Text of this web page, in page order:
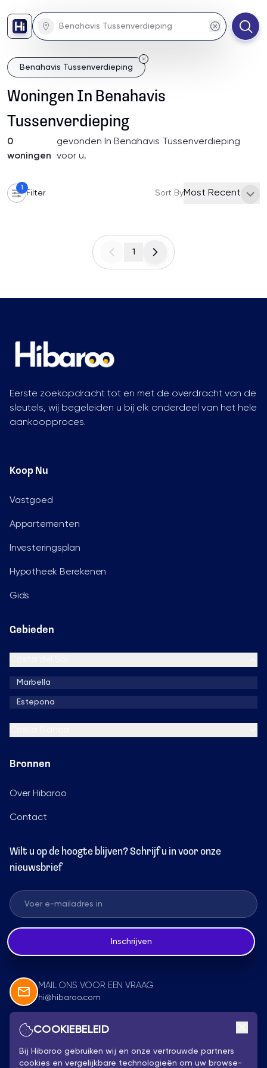
Benahavis Tussenverdieping
Woningen In Benahavis
Tussenverdieping
0
woningen
gevonden In Benahavis Tussenverdieping
voor u.
1
Filter Sort ByMost Recent
1
Eerste zoekopdracht tot en met de overdracht van de
sleutels, wij begeleiden u bij elk onderdeel van het hele
aankoopproces.
Koop Nu
Vastgoed
Appartementen
Investeringsplan
Hypotheek Berekenen
Gids
Gebieden
Marbella
Estepona
Bronnen
Over Hibaroo
Contact
Wilt u op de hoogte blijven? Schrijf u in voor onze
nieuwsbrief
Inschrijven
MAIL ONS VOOR EEN VRAAG
hi@hibaroo.com
Volg Ons
COOKIEBELEID
Bij Hibaroo gebruiken wij en onze vertrouwde partners
cookies en vergelijkbare technologieën om uw browse-